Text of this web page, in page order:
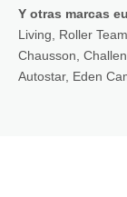
Y otras marcas
Living, Roller
Chausson,
Autostar, Eden